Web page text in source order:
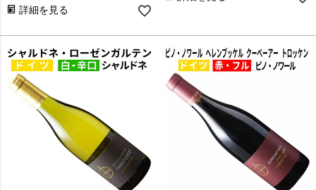
詳細を見る